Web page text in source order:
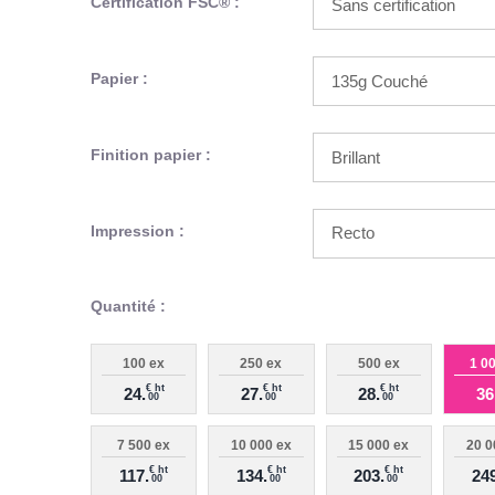
Papier :
Finition papier :
Impression :
Quantité :
100 ex
24.€ ht
00
250 ex
27.€ ht
00
500 ex
28.€ ht
00
1
7 500 ex
117.€ ht
00
10 000 ex
134.€ ht
00
15 000 ex
203.€ ht
00
20